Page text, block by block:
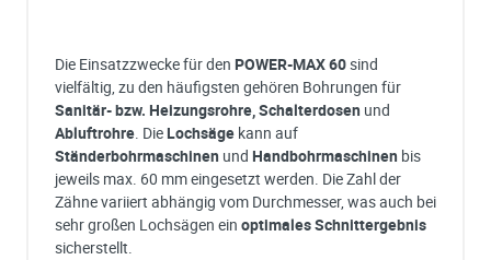
Die Einsatzzwecke für den POWER-MAX 60sind
vielfältig, zu den häufigsten gehören Bohrungen für
Sanitär- bzw. Heizungsrohre, Schalterdosen und
Abluftrohre. Die Lochsäge kann auf
Ständerbohrmaschinen und Handbohrmaschinen bis
jeweils max. 60 mm eingesetzt werden. Die Zahl der
Zähne variiert abhängig vom Durchmesser, was auch bei
sehr großen Lochsägen ein optimales Schnittergebnis
sicherstellt.